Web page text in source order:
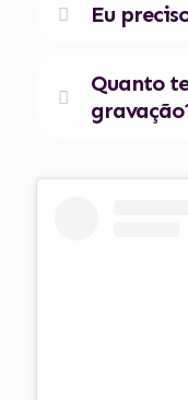
Eu
Quanto